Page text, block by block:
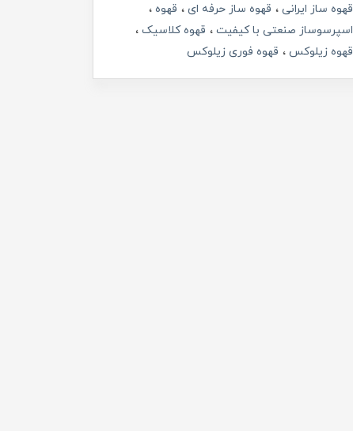
قهوه ساز ایرانی
قهوه ساز حرفه ای
قهوه
اسپرسوساز صنعتی با کیفیت
قهوه کلاسیک
قهوه زیلوکس
قهوه فوری زیلوکس